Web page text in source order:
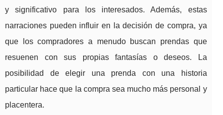
y significativo para los interesados. Además, estas
narraciones pueden influir en la decisión de compra, ya
que los compradores a menudo buscan prendas que
resuenen con sus propias fantasías o deseos. La
posibilidad de elegir una prenda con una historia
particular hace que la compra sea mucho más personal y
placentera.